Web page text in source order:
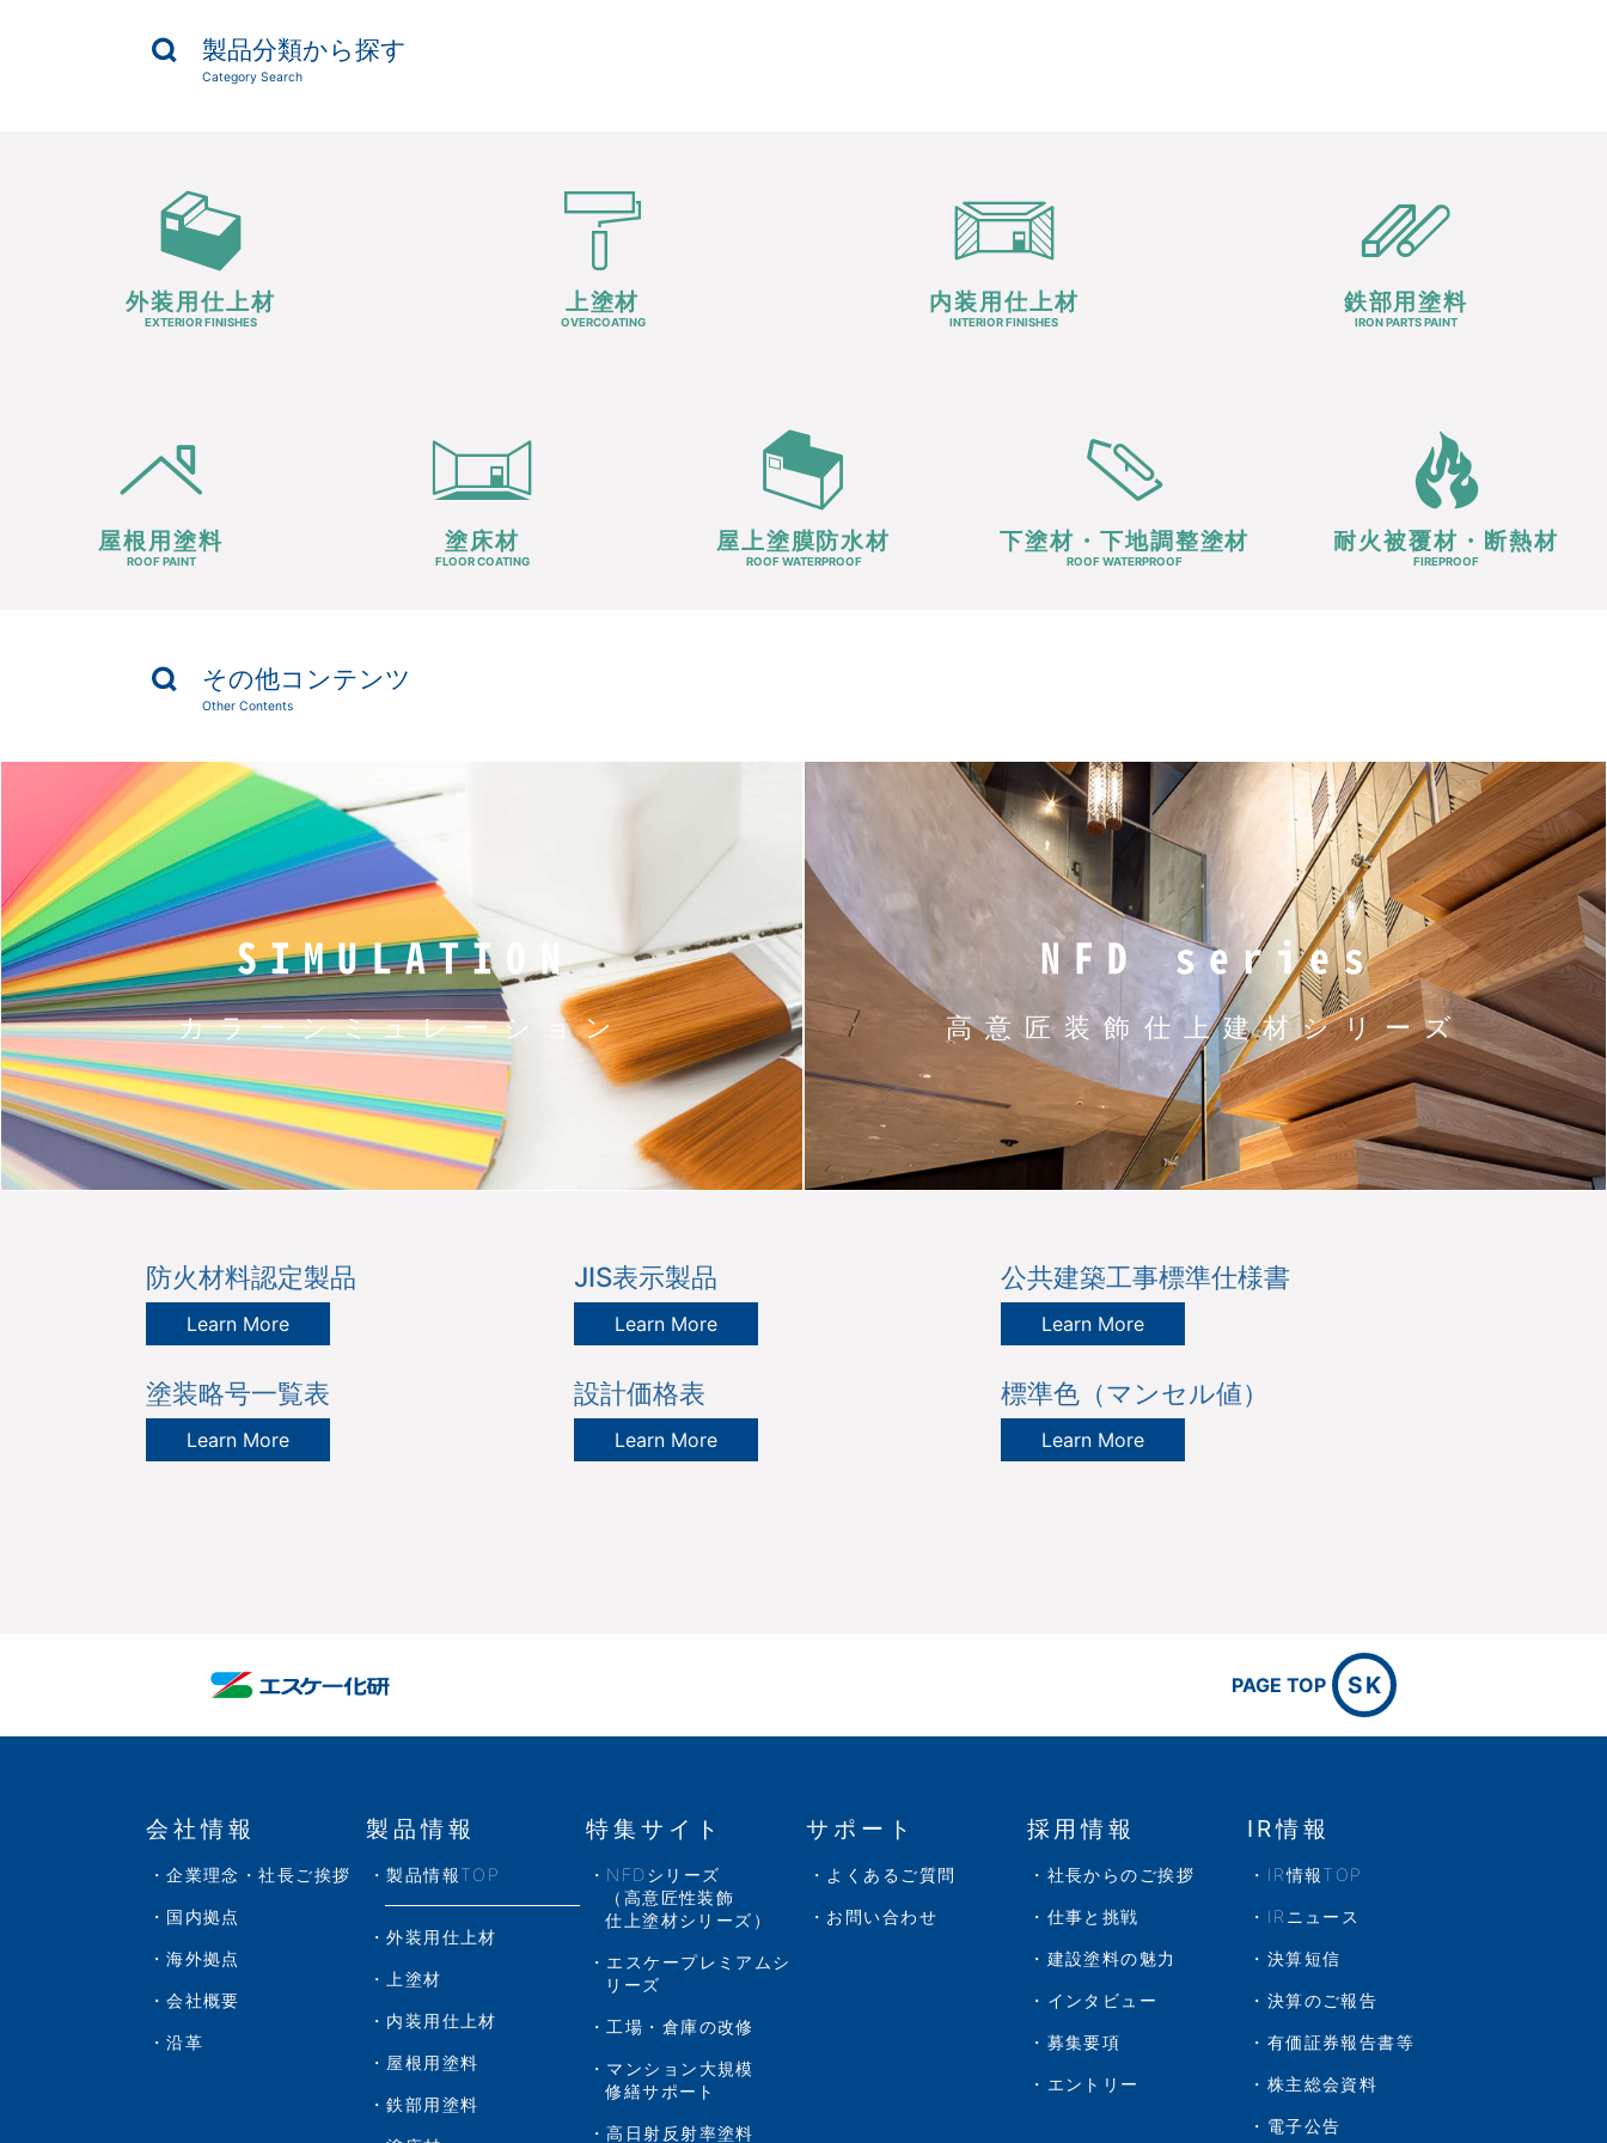
製品分類から探す
Category Search
外装用仕上材
EXTERIOR FINISHES
上塗材
OVERCOATING
内装用仕上材
INTERIOR FINISHES
鉄部用塗料
IRON PARTS PAINT
屋根用塗料
ROOF PAINT
塗床材
FLOOR COATING
屋上塗膜防水材
ROOF WATERPROOF
下塗材・下地調整塗材
ROOF WATERPROOF
耐火被覆材・断熱材
FIREPROOF
その他コンテンツ
Other Contents
SIMULATION
カラーシミュレーション
NFD series
高意匠装飾仕上建材シリーズ
防火材料認定製品
Learn More
JIS表示製品
Learn More
公共建築工事標準仕様書
Learn More
塗装略号一覧表
Learn More
設計価格表
Learn More
標準色（マンセル値）
Learn More
PAGE TOP SK
会社情報
企業理念・社長ご挨拶
国内拠点
海外拠点
会社概要
沿革
製品情報
製品情報TOP
外装用仕上材
上塗材
内装用仕上材
屋根用塗料
鉄部用塗料
特集サイト
NFDシリーズ
（高意匠性装飾
仕上塗材シリーズ）
エスケープレミアムシ
リーズ
工場・倉庫の改修
マンション大規模
修繕サポート
高日射反射率塗料
サポート
よくあるご質問
お問い合わせ
採用情報
社長からのご挨拶
仕事と挑戦
建設塗料の魅力
インタビュー
募集要項
エントリー
IR情報
IR情報TOP
IRニュース
決算短信
決算のご報告
有価証券報告書等
株主総会資料
電子公告